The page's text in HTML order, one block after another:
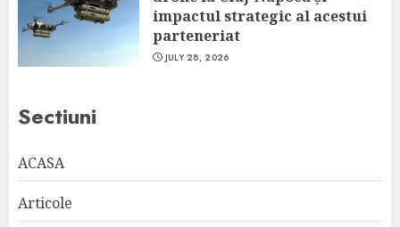
impactul strategic al acestui
parteneriat
JULY 28, 2026
Sectiuni
ACASA
Articole